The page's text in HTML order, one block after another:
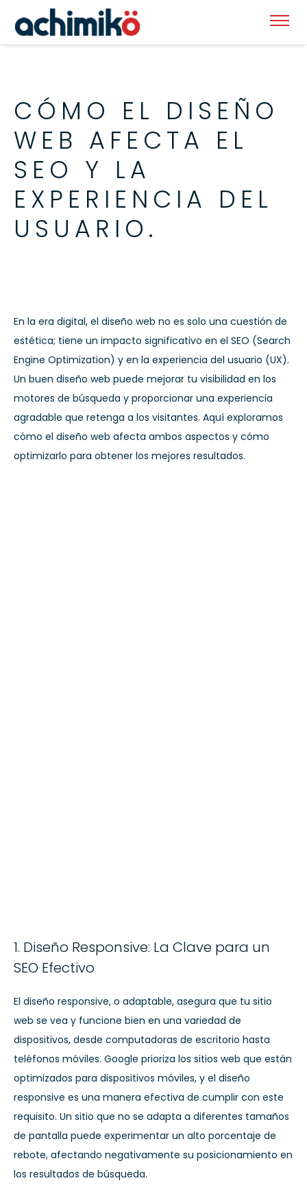
CÓMO EL DISEÑO
WEB AFECTA EL
SEO Y LA
EXPERIENCIA DEL
USUARIO.
En la era digital, el diseño web no es solo una cuestión de
estética; tiene un impacto significativo en el SEO (Search
Engine Optimization) y en la experiencia del usuario (UX).
Un buen diseño web puede mejorar tu visibilidad en los
motores de búsqueda y proporcionar una experiencia
agradable que retenga a los visitantes. Aquí exploramos
cómo el diseño web afecta ambos aspectos y cómo
optimizarlo para obtener los mejores resultados.
1. Diseño Responsive: La Clave para un
SEO Efectivo
El diseño responsive, o adaptable, asegura que tu sitio
web se vea y funcione bien en una variedad de
dispositivos, desde computadoras de escritorio hasta
teléfonos móviles. Google prioriza los sitios web que están
optimizados para dispositivos móviles, y el diseño
responsive es una manera efectiva de cumplir con este
requisito. Un sitio que no se adapta a diferentes tamaños
de pantalla puede experimentar un alto porcentaje de
rebote, afectando negativamente su posicionamiento en
los resultados de búsqueda.